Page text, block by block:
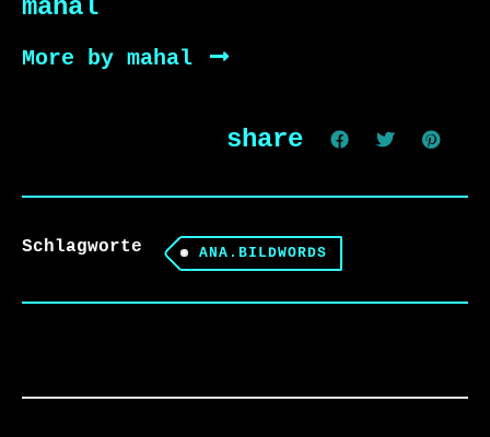
mahal
More by mahal
share
Schlagworte ANA.BILDWORDS